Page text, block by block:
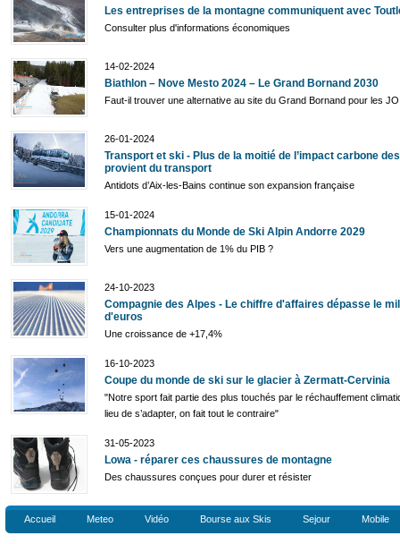
Les entreprises de la montagne communiquent avec
Consulter plus d'informations économiques
14-02-2024
Biathlon – Nove Mesto 2024 – Le Grand Bornand 2030
Faut-il trouver une alternative au site du Grand Bornand pour les
26-01-2024
Transport et ski - Plus de la moitié de l’impact carbone
provient du transport
Antidots d’Aix-les-Bains continue son expansion française
15-01-2024
Championnats du Monde de Ski Alpin Andorre 2029
Vers une augmentation de 1% du PIB ?
24-10-2023
Compagnie des Alpes - Le chiffre d'affaires dépasse le
d'euros
Une croissance de +17,4%
16-10-2023
Coupe du monde de ski sur le glacier à Zermatt-Cervinia
"Notre sport fait partie des plus touchés par le réchauffement
lieu de s’adapter, on fait tout le contraire"
31-05-2023
Lowa - réparer ces chaussures de montagne
Des chaussures conçues pour durer et résister
Accueil Meteo Vidéo Bourse aux Skis Sejour Mobile